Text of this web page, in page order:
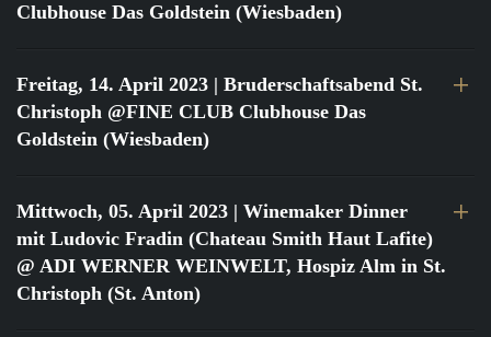
Clubhouse Das Goldstein (Wiesbaden)
Freitag, 14. April 2023 | Bruderschaftsabend St.
Christoph @FINE CLUB Clubhouse Das
Goldstein (Wiesbaden)
Mittwoch, 05. April 2023 | Winemaker Dinner
mit Ludovic Fradin (Chateau Smith Haut Lafite)
@ ADI WERNER WEINWELT, Hospiz Alm in St.
Christoph (St. Anton)